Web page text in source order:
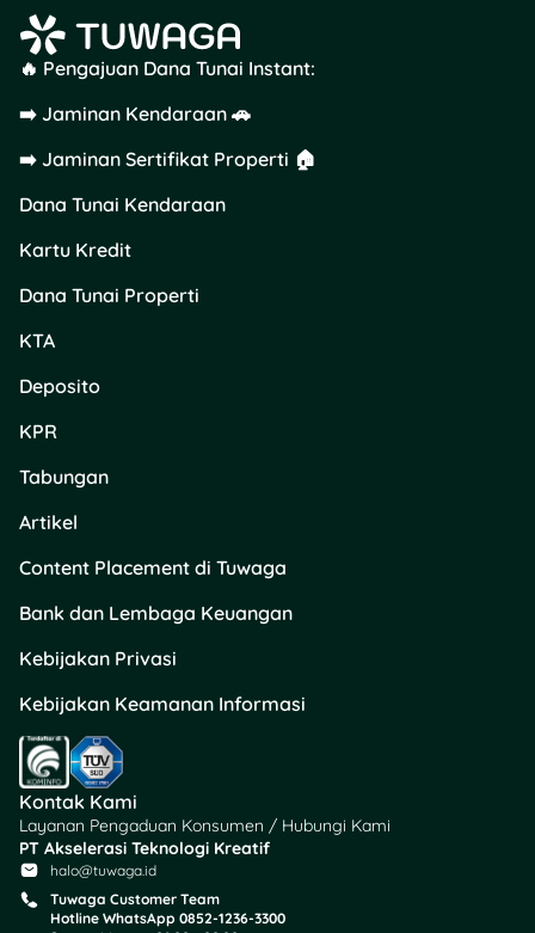
🔥 Pengajuan Dana Tunai Instant:
➡️ Jaminan Kendaraan 🚗
➡️ Jaminan Sertifikat Properti 🏠
Dana Tunai Kendaraan
Kartu Kredit
Dana Tunai Properti
KTA
Deposito
KPR
Tabungan
Artikel
Content Placement di Tuwaga
Bank dan Lembaga Keuangan
Kebijakan Privasi
Kebijakan Keamanan Informasi
Kontak Kami
Layanan Pengaduan Konsumen / Hubungi Kami
PT Akselerasi Teknologi Kreatif
halo@tuwaga.id
Tuwaga Customer Team
Hotline WhatsApp 0852-1236-3300